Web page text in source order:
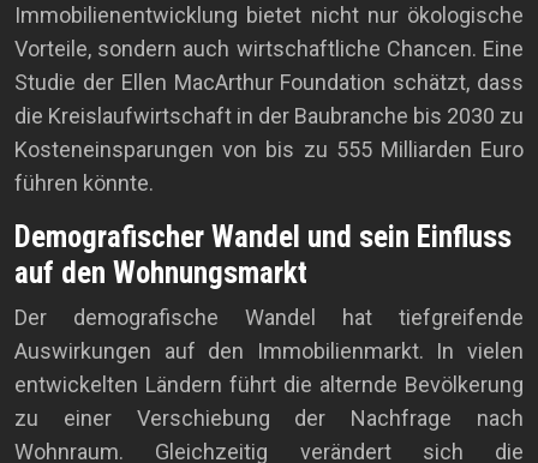
Immobilienentwicklung bietet nicht nur ökologische
Vorteile, sondern auch wirtschaftliche Chancen. Eine
Studie der Ellen MacArthur Foundation schätzt, dass
die Kreislaufwirtschaft in der Baubranche bis 2030 zu
Kosteneinsparungen von bis zu 555 Milliarden Euro
führen könnte.
Demografischer Wandel und sein Einfluss
auf den Wohnungsmarkt
Der demografische Wandel hat tiefgreifende
Auswirkungen auf den Immobilienmarkt. In vielen
entwickelten Ländern führt die alternde Bevölkerung
zu einer Verschiebung der Nachfrage nach
Wohnraum. Gleichzeitig verändert sich die